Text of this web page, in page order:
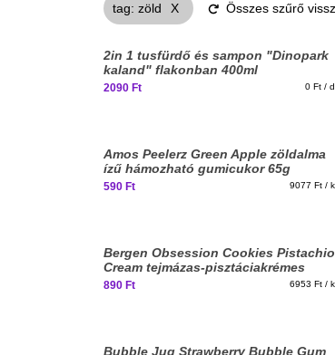
tag: zöld X Összes szűrő
2in 1 tusfürdő és sampon "Dinopark
kaland" flakonban 400ml
2090 Ft 0 Ft /
Amos Peelerz Green Apple zöldalma
ízű hámozható gumicukor 65g
590 Ft 9077 Ft /
Bergen Obsession Cookies Pistachio
Cream tejmázas-pisztáciakrémes
sütemény 128g
890 Ft 6953 Ft /
Bubble Jug Strawberry Bubble Gum